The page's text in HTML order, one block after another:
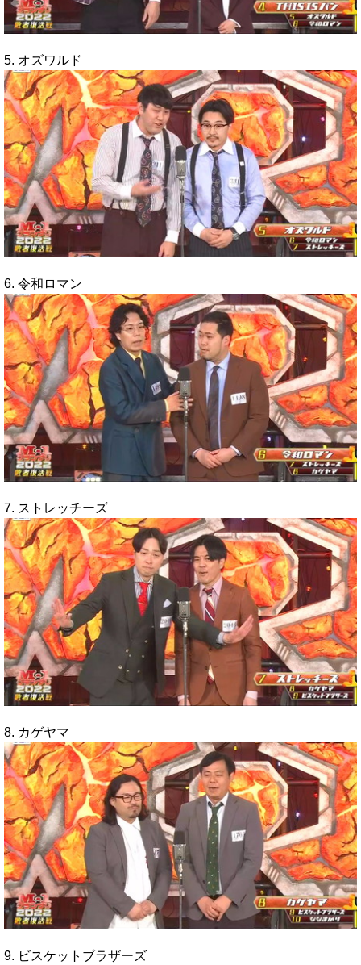
5. オズワルド
6. 令和ロマン
7. ストレッチーズ
8. カゲヤマ
9. ビスケットブラザーズ